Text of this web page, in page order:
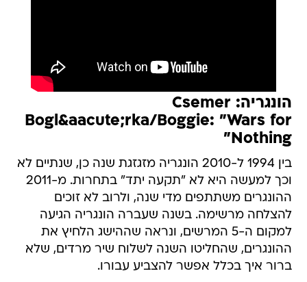
הונגריה: Csemer
Bogl&aacute;rka/Boggie: "Wars for
Nothing"
בין 1994 ל-2010 הונגריה מזגזגת שנה כן, שנתיים לא
וכך למעשה היא לא "תקעה יתד" בתחרות. מ-2011
ההונגרים משתתפים מדי שנה, ולרוב לא זוכים
להצלחה מרשימה. בשנה שעברה הונגריה הגיעה
למקום ה-5 המרשים, ונראה שההישג הלחיץ את
ההונגרים, שהחליטו השנה לשלוח שיר מרדים, שלא
ברור איך בכלל אפשר להצביע עבורו.